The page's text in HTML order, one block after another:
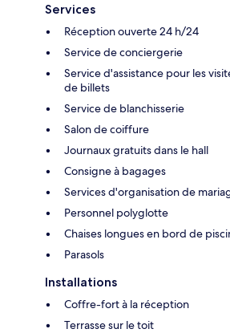
Services
Réception ouverte 24 h/24
Service de conciergerie
Service d'assistance pour les
de billets
Service de blanchisserie
Salon de coiffure
Journaux gratuits dans le hall
Consigne à bagages
Services d'organisation de
Personnel polyglotte
Chaises longues en bord de
Parasols
Installations
Coffre-fort à la réception
Terrasse sur le toit